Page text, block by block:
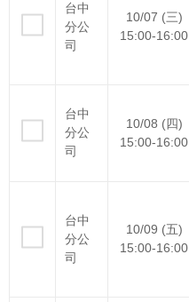
台中
分公
司
10/07 (三)
15:00-16:00
台中
分公
司
10/08 (四)
15:00-16:00
台中
分公
司
10/09 (五)
15:00-16:00